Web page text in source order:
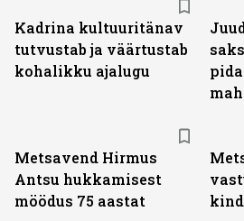
Kadrina kultuuritänav
tutvustab ja väärtustab
kohalikku ajalugu
Metsavend Hirmus
Antsu hukkamisest
möödus 75 aastat